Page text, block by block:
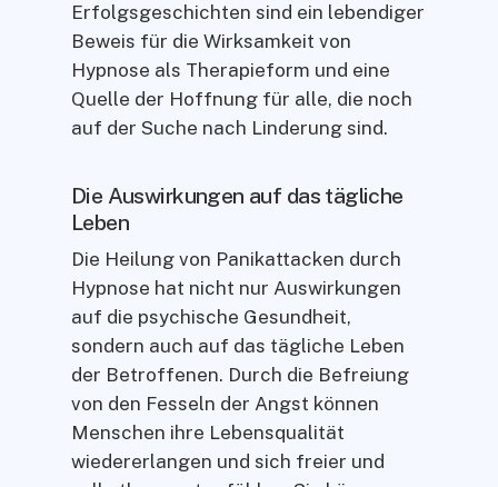
Erfolgsgeschichten sind ein lebendiger
Beweis für die Wirksamkeit von
Hypnose als Therapieform und eine
Quelle der Hoffnung für alle, die noch
auf der Suche nach Linderung sind.
Die Auswirkungen auf das tägliche
Leben
Die Heilung von Panikattacken durch
Hypnose hat nicht nur Auswirkungen
auf die psychische Gesundheit,
sondern auch auf das tägliche Leben
der Betroffenen. Durch die Befreiung
von den Fesseln der Angst können
Menschen ihre Lebensqualität
wiedererlangen und sich freier und